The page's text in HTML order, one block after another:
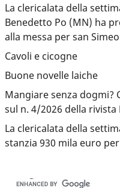
La clericalata della
Benedetto Po (MN) ha
alla messa per san
Cavoli e cicogne
Buone novelle laiche
Mangiare senza dogmi?
sul n. 4/2026 della rivista
La clericalata della
stanzia 930 mila euro